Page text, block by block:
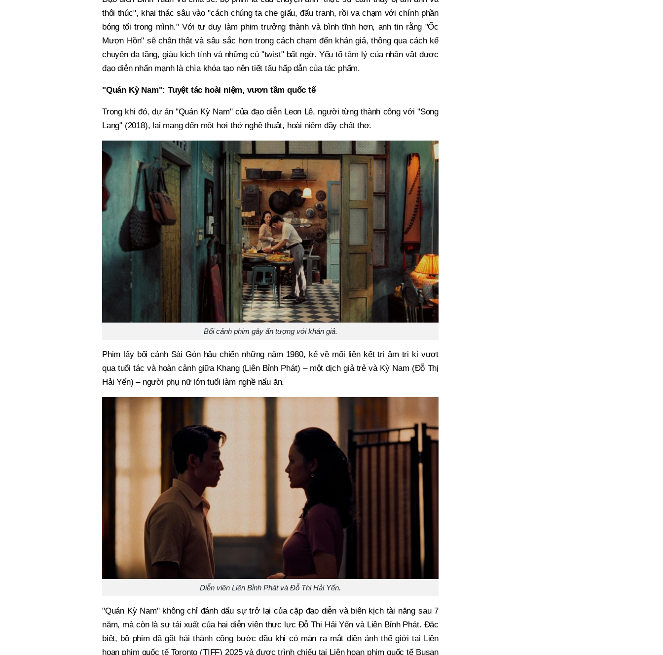
thôi thúc", khai thác sâu vào "cách chúng ta che giấu, đấu tranh, rồi va chạm với chính phần
bóng tối trong mình." Với tư duy làm phim trưởng thành và bình tĩnh hơn, anh tin rằng "Ốc
Mượn Hồn" sẽ chân thật và sâu sắc hơn trong cách chạm đến khán giả, thông qua cách kể
chuyện đa tầng, giàu kịch tính và những cú "twist" bất ngờ. Yếu tố tâm lý của nhân vật được
đạo diễn nhấn mạnh là chìa khóa tạo nên tiết tấu hấp dẫn của tác phẩm.
"Quán Kỳ Nam": Tuyệt tác hoài niệm, vươn tầm quốc tế
Trong khi đó, dự án "Quán Kỳ Nam" của đạo diễn Leon Lê, người từng thành công với "Song
Lang" (2018), lại mang đến một hơi thở nghệ thuật, hoài niệm đầy chất thơ.
Bối cảnh phim gây ấn tượng với khán giả.
Phim lấy bối cảnh Sài Gòn hậu chiến những năm 1980, kể về mối liên kết tri âm tri kỉ vượt
qua tuổi tác và hoàn cảnh giữa Khang (Liên Bỉnh Phát) – một dịch giả trẻ và Kỳ Nam (Đỗ Thị
Hải Yến) – người phụ nữ lớn tuổi làm nghề nấu ăn.
Diễn viên Liên Bỉnh Phát và Đỗ Thị Hải Yến.
"Quán Kỳ Nam" không chỉ đánh dấu sự trở lại của cặp đạo diễn và biên kịch tài năng sau 7
năm, mà còn là sự tái xuất của hai diễn viên thực lực Đỗ Thị Hải Yến và Liên Bỉnh Phát. Đặc
biệt, bộ phim đã gặt hái thành công bước đầu khi có màn ra mắt điện ảnh thế giới tại Liên
hoan phim quốc tế Toronto (TIFF) 2025 và được trình chiếu tại Liên hoan phim quốc tế Busan